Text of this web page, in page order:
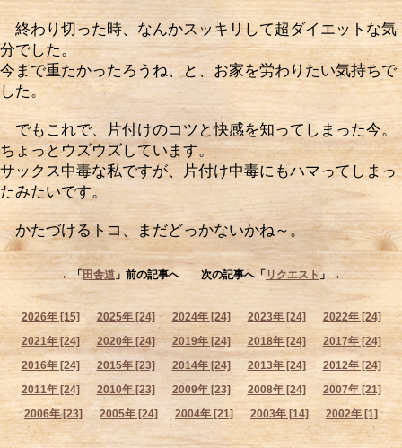
終わり切った時、なんかスッキリして超ダイエットな気
分でした。
今まで重たかったろうね、と、お家を労わりたい気持ちで
した。
でもこれで、片付けのコツと快感を知ってしまった今。
ちょっとウズウズしています。
サックス中毒な私ですが、片付け中毒にもハマってしまっ
たみたいです。
かたづけるトコ、まだどっかないかね～。
←「田舎道」前の記事へ 次の記事へ「 リクエスト」→
2026年 [15] 2025年 [24] 2024年 [24] 2023年 [24]
2022年 [24]
2021年 [24]
2020年 [24] 2019年 [24] 2018年 [24]
2017年 [24]
2016年 [24]
2015年 [23] 2014年 [24] 2013年 [24]
2012年 [24]
2011年 [24]
2010年 [23] 2009年 [23] 2008年 [24]
2007年 [21]
2006年 [23]
2005年 [24] 2004年 [21] 2003年 [14] 2002年 [1]